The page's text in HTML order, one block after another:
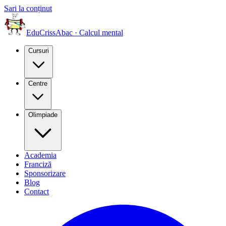
Sari la conținut
EduCrissAbac · Calcul mental
Cursuri
Centre
Olimpiade
Academia
Franciză
Sponsorizare
Blog
Contact